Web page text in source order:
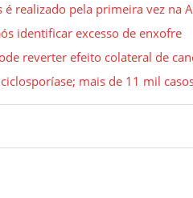
realizado pela primeira vez na
identificar excesso de enxofre
reverter efeito colateral de
mais de 11 mil